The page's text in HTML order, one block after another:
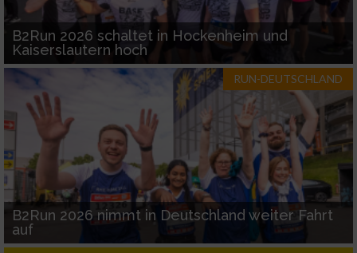
B2Run 2026 schaltet in Hockenheim und
Kaiserslautern hoch
RUN-DEUTSCHLAND
B2Run 2026 nimmt in Deutschland weiter Fahrt
auf